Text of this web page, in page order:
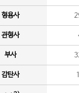
형용사
관형사
부사
감탄사